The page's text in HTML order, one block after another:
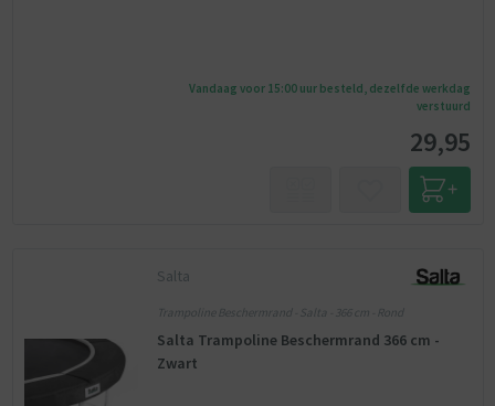
Vandaag voor 15:00 uur besteld, dezelfde werkdag
verstuurd
29,95
Salta
Trampoline Beschermrand - Salta - 366 cm - Rond
Salta Trampoline Beschermrand 366 cm -
Zwart